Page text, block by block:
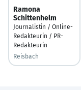
Ramona
Schittenhelm
Journalistin / Online-
Redakteurin / PR-
Redakteurin
Reisbach